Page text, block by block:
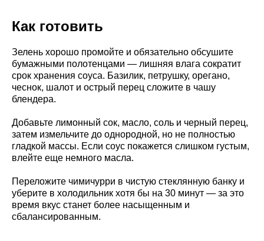
Как готовить
Зелень хорошо промойте и обязательно обсушите
бумажными полотенцами — лишняя влага сократит
срок хранения соуса. Базилик, петрушку, орегано,
чеснок, шалот и острый перец сложите в чашу
блендера.
Добавьте лимонный сок, масло, соль и черный перец,
затем измельчите до однородной, но не полностью
гладкой массы. Если соус покажется слишком густым,
влейте еще немного масла.
Переложите чимичурри в чистую стеклянную банку и
уберите в холодильник хотя бы на 30 минут — за это
время вкус станет более насыщенным и
сбалансированным.